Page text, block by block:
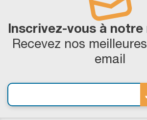
Inscrivez-vous à
Recevez nos
email